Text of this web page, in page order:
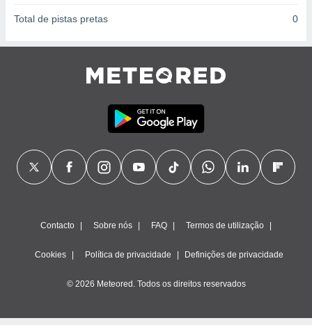
Total de pistas pretas 0
Contacto Sobre nós FAQ Termos de utilização
Cookies Política de privacidade Definições de privacidade
© 2026 Meteored. Todos os direitos reservados